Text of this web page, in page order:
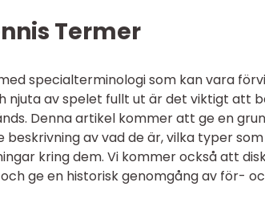
Termer
specialterminologi som kan vara
njuta av spelet fullt ut är det viktigt att
Denna artikel kommer att ge en
av vad de är, vilka typer
kring dem. Vi kommer också att
ge en historisk genomgång av för-